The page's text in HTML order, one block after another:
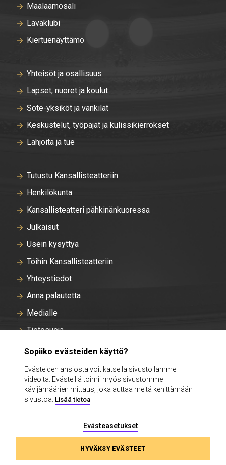
Maalaamosali
Lavaklubi
Kiertuenäyttämö
Yhteisöt ja osallisuus
Lapset, nuoret ja koulut
Sote-yksiköt ja vankilat
Keskustelut, työpajat ja kulissikierrokset
Lahjoita ja tue
Tutustu Kansallisteatteriin
Henkilökunta
Kansallisteatteri pähkinänkuoressa
Julkaisut
Usein kysyttyä
Töihin Kansallisteatteriin
Yhteystiedot
Anna palautetta
Medialle
Tietosuoja
Tallentavan kameravalvonnan rekisteriseloste
Evästeasetukset
Intra
Sopiiko evästeiden käyttö?
Evästeiden ansiosta voit katsella sivustollamme
videoita. Evästeillä toimii myös sivustomme
kävijämäärien mittaus, joka auttaa meitä kehittämään
sivustoa. Lisää tietoa
Evästeasetukset
HYVÄKSY EVÄSTEET